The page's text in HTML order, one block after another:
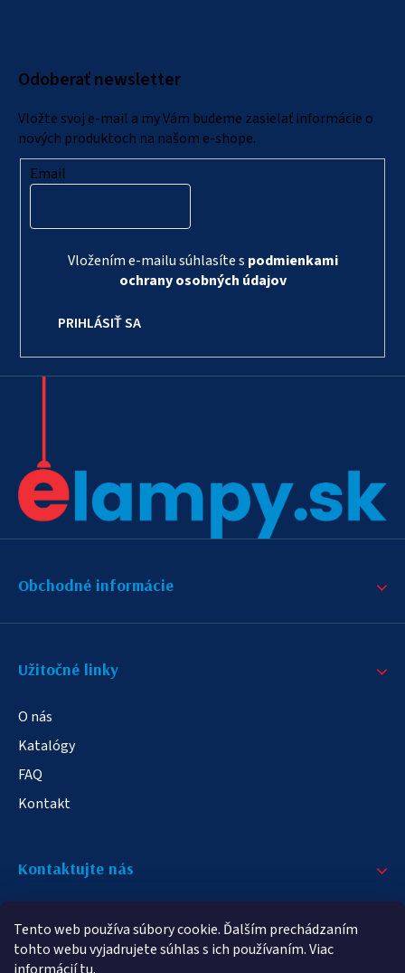
Tento web používa súbory cookie. Ďalším prechádzaním
tohto webu vyjadrujete súhlas s ich používaním. Viac
Odoberať newsletter
Vložte svoj e-mail a my Vám budeme zasielať informácie o
nových produktoch na našom e-shope.
Email
Vložením e-mailu súhlasíte s podmienkami
ochrany osobných údajov
PRIHLÁSIŤ SA
Obchodné informácie
Užitočné linky
O nás
Katalógy
FAQ
Kontakt
Kontaktujte nás
info@elampa.sk